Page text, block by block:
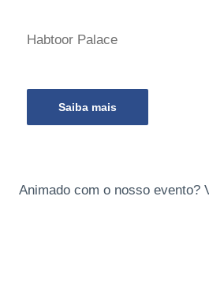
Habtoor Palace
Saiba mais
Animado com o nosso evento?